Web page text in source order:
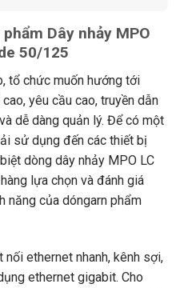
Dây nhảy MPO
50/125
tổ chức muốn hướng tới
yêu cầu cao, truyền dẫn
dễ dàng quản lý. Để có một
sử dụng đến các thiết bị
dòng dây nhảy MPO LC
lựa chọn và đánh giá
năng của dóngarn phẩm
ethernet nhanh, kênh sợi,
ethernet gigabit. Cho